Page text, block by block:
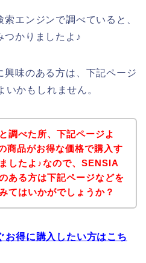
エンジンで調べていると、
つかりましたよ♪
味のある方は、下記ページ
いかもしれません。
調べた所、下記ページよ
商品がお得な価格で購入す
したよ♪なので、SENSIA
ある方は下記ページなどを
てはいかがでしょうか？
得に購入したい方はこち